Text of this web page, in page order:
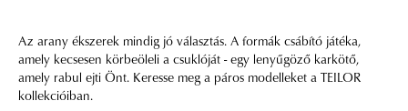
Az arany ékszerek mindig jó választás. A formák csábító játéka,
amely kecsesen körbeöleli a csuklóját - egy lenyűgöző karkötő,
amely rabul ejti Önt. Keresse meg a páros modelleket a TEILOR
kollekcióiban.